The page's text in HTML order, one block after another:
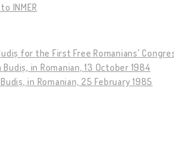
INMER
for the First Free Romanians'
in Romanian, 13 October 1984
in Romanian, 25 February 1985